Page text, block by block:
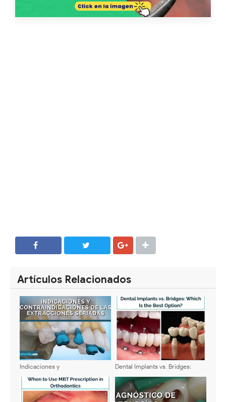
Artículos Relacionados
Indicaciones y
Extracciones Seriadas en
Odontología Infantil: Guía
Clínica Actualizada
Dental Implants vs. Bridges: